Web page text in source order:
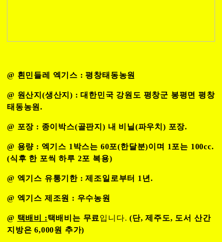
@ 흰민들레 엑기스 : 평창태동농원
@ 원산지(생산지) : 대한민국 강원도 평창군 봉평면 평창
태동농원.
@ 포장 : 종이박스(골판지) 내 비닐(파우치) 포장.
@ 용량 : 엑기스 1박스는 60포(한달분)이며 1포는 100cc.
(식후 한 포씩 하루 2포 복용)
@ 엑기스 유통기한 : 제조일로부터 1년.
@ 엑기스 제조원 : 우수농원
@ 택배비 :택배비는 무료 입니다.(단, 제주도, 도서 산간
지방은 6,000원 추가)